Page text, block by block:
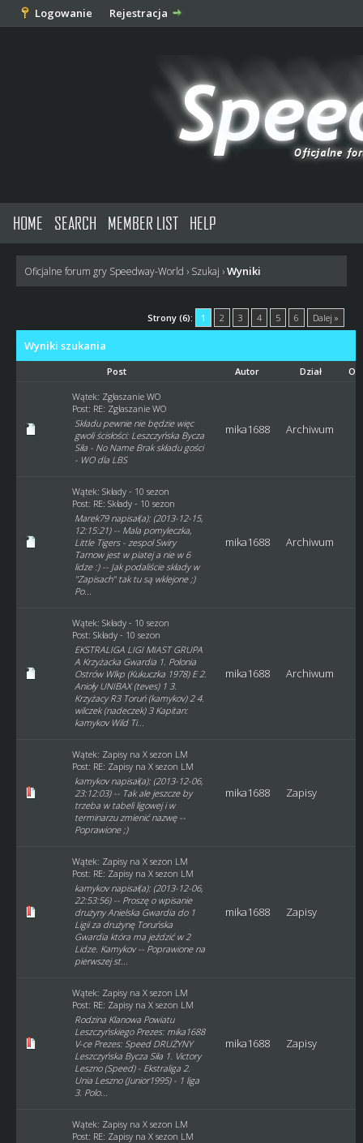
Logowanie Rejestracja
HOME SEARCH MEMBER LIST HELP
Oficjalne forum gry Speedway-World › Szukaj ›Wyniki
Strony (6): 1 2 3 4 5 6 Dalej »
Wyniki szukania
Post Autor Dział
Wątek: Zgłaszanie WO
Post: RE: Zgłaszanie WO
Składu pewnie nie będzie więc
gwoli ścisłości: Leszczyńska Bycza
Siła - No Name Brak składu gości
- WO dla LBS
mika1688 Archiwum
Wątek: Składy - 10 sezon
Post: RE: Składy - 10 sezon
Marek79 napisał(a): (2013-12-15,
12:15:21) -- Mala pomyleczka,
Little Tigers - zespol Swiry
Tarnow jest w piatej a nie w 6
lidze :) -- Jak podaliście składy w
"Zapisach" tak tu są wklejone ;)
Po...
mika1688 Archiwum
Wątek: Składy - 10 sezon
Post: Składy - 10 sezon
EKSTRALIGA LIGI MIAST GRUPA
A Krzyżacka Gwardia 1. Polonia
Ostrów Wlkp (Kukuczka 1978) E 2.
Anioły UNIBAX (teves) 1 3.
Krzyżacy R3 Toruń (kamykov) 2 4.
wilczek (nadeczek) 3 Kapitan:
kamykov Wild Ti...
mika1688 Archiwum
Wątek: Zapisy na X sezon LM
Post: RE: Zapisy na X sezon LM
kamykov napisał(a): (2013-12-06,
23:12:03) -- Tak ale jeszcze by
trzeba w tabeli ligowej i w
terminarzu zmienić nazwę --
Poprawione ;)
mika1688 Zapisy
Wątek: Zapisy na X sezon LM
Post: RE: Zapisy na X sezon LM
kamykov napisał(a): (2013-12-06,
22:53:56) -- Proszę o wpisanie
drużyny Anielska Gwardia do 1
Ligii za drużynę Toruńska
Gwardia która ma jeździć w 2
Lidze. Kamykov -- Poprawione na
pierwszej st...
mika1688 Zapisy
Wątek: Zapisy na X sezon LM
Post: RE: Zapisy na X sezon LM
Rodzina Klanowa Powiatu
Leszczyńskiego Prezes: mika1688
V-ce Prezes: Speed DRUŻYNY
Leszczyńska Bycza Siła 1. Victory
Leszno (Speed) - Ekstraliga 2.
Unia Leszno (Junior1995) - 1 liga
3. Polo...
mika1688 Zapisy
Wątek: Zapisy na X sezon LM
Post: RE: Zapisy na X sezon LM